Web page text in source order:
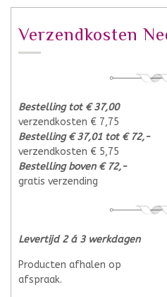
Verzendkosten
Bestelling tot € 37,00
verzendkosten € 7,75
Bestelling € 37,01 tot € 72,-
verzendkosten € 5,75
Bestelling boven € 72,-
gratis verzending
Levertijd 2 á 3 werkdagen
Producten afhalen op
afspraak.